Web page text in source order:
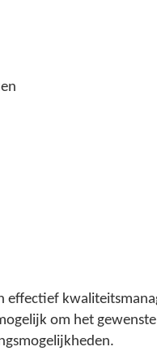
effectief
om het